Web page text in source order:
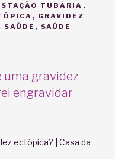
TUBÁRIA ,
, GRAVIDEZ
SAÚDE , SAÚDE
uma gravidez
engravidar
ectópica? | Casa da